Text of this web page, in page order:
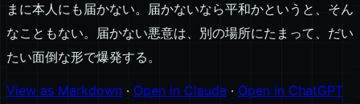
まに本人にも届かない。届かないなら平和かというと、そん
なこともない。届かない悪意は、別の場所にたまって、だい
たい面倒な形で爆発する。
View as Markdown · Open in Claude · Open in ChatGPT